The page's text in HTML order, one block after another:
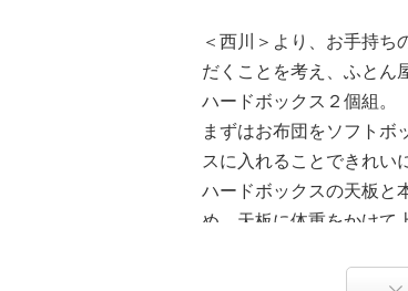
＜西川＞より、お手持ち
だくことを考え、ふとん
ハードボックス２個組。
まずはお布団をソフトボ
スに入れることできれい
ハードボックスの天板と
め、天板に体重をかけて
押入れやクローゼットに